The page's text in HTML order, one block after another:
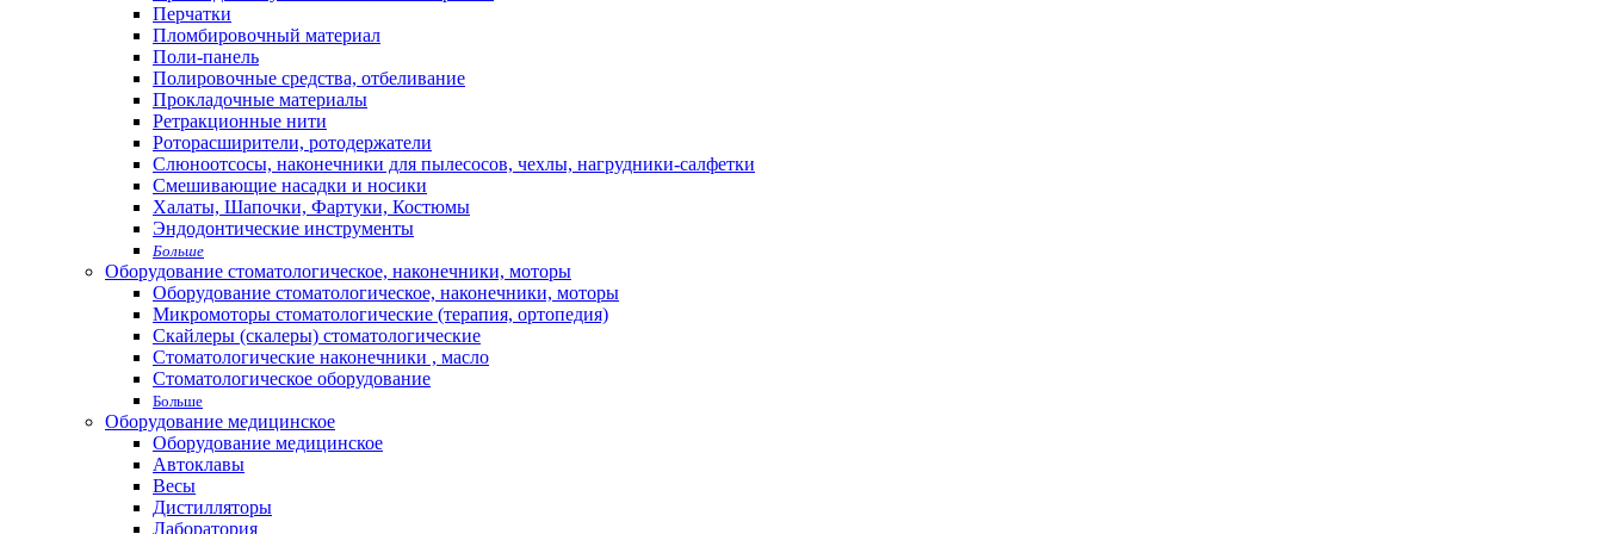
Перчатки
Пломбировочный материал
Поли-панель
Полировочные средства, отбеливание
Прокладочные материалы
Ретракционные нити
Роторасширители, ротодержатели
Слюноотсосы, наконечники для пылесосов, чехлы, нагрудники-салфетки
Смешивающие насадки и носики
Халаты, Шапочки, Фартуки, Костюмы
Эндодонтические инструменты
Больше
Оборудование стоматологическое, наконечники, моторы
Оборудование стоматологическое, наконечники, моторы
Микромоторы стоматологические (терапия, ортопедия)
Скайлеры (скалеры) стоматологические
Стоматологические наконечники , масло
Стоматологическое оборудование
Больше
Оборудование медицинское
Оборудование медицинское
Автоклавы
Весы
Дистилляторы
Лаборатория